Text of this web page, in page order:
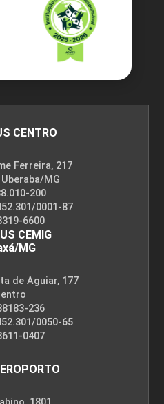
CENTRO
Ferreira, 217
MG
200
0001-87
6600
CEMIG
MG
de Aguiar, 177
236
0050-65
0407